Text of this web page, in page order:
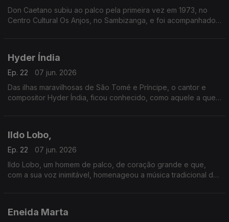
Don Caetano subiu ao palco pela primeira vez em 1973, no
Centro Cultural Os Anjos, no Sambizanga, e foi acompanhado
Hyder Índia
Ep. 22
07 jun. 2026
Das ilhas maravilhosas de São Tomé e Príncipe, o cantor e
compositor Hyder Índia, ficou conhecido, como aquele a quem
Ildo Lobo,
Ep. 22
07 jun. 2026
Ildo Lobo, um homem de palco, de coração grande e que,
com a sua voz inimitável, homenageou a música tradicional de
Eneida Marta